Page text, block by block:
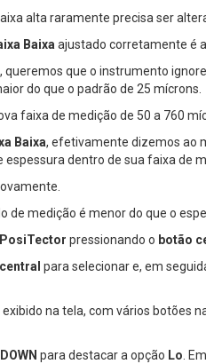
alta raramente precisa ser
Baixaajustado corretamente é
queremos que o instrumento
do que o padrão de 25 mícrons.
faixa de medição de 50 a 760
Baixa, efetivamente dizemos ao
espessura dentro de sua faixa de
de medição é menor do que o
pressionando o botão
para selecionar e, em
na tela, com vários botões
DOWN para destacar a opção Lo.